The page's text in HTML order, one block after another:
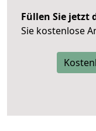
Füllen Sie jetzt
Sie kostenlose